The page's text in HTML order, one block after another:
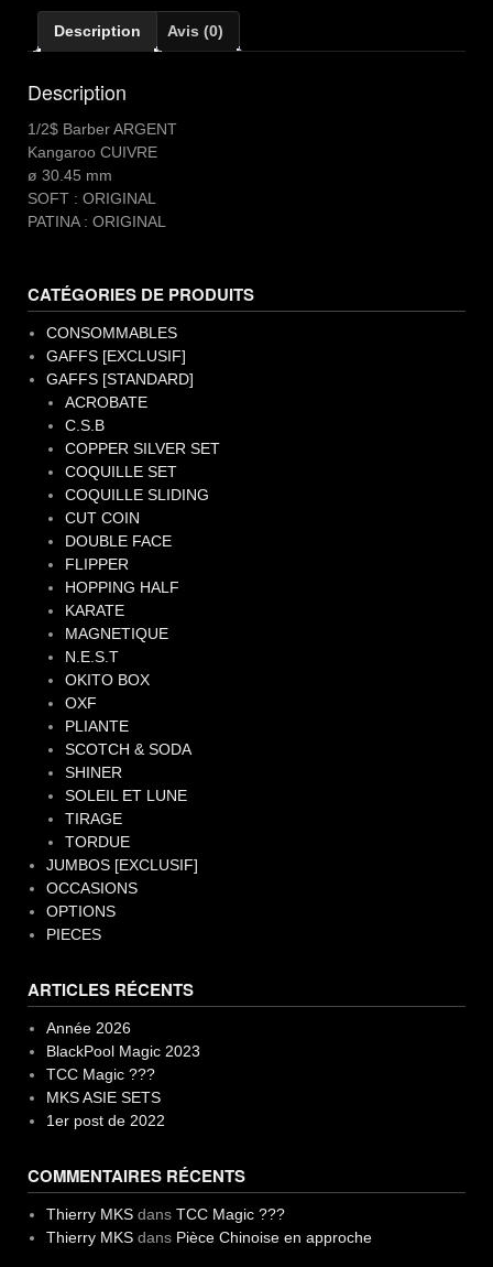
BARBER
Description Avis (0)
Description
1/2$ Barber ARGENT
Kangaroo CUIVRE
ø 30.45 mm
SOFT : ORIGINAL
PATINA : ORIGINAL
CATÉGORIES DE PRODUITS
CONSOMMABLES
GAFFS [EXCLUSIF]
GAFFS [STANDARD]
ACROBATE
C.S.B
COPPER SILVER SET
COQUILLE SET
COQUILLE SLIDING
CUT COIN
DOUBLE FACE
FLIPPER
HOPPING HALF
KARATE
MAGNETIQUE
N.E.S.T
OKITO BOX
OXF
PLIANTE
SCOTCH & SODA
SHINER
SOLEIL ET LUNE
TIRAGE
TORDUE
JUMBOS [EXCLUSIF]
OCCASIONS
OPTIONS
PIECES
ARTICLES RÉCENTS
Année 2026
BlackPool Magic 2023
TCC Magic ???
MKS ASIE SETS
1er post de 2022
COMMENTAIRES RÉCENTS
Thierry MKSdans TCC Magic ???
Thierry MKSdans Pièce Chinoise en approche